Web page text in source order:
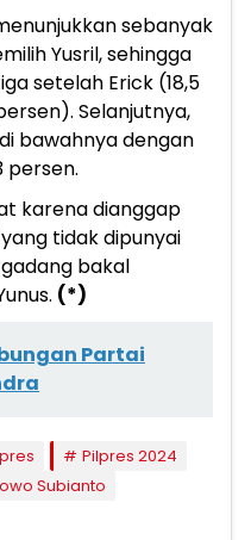
sebanyak
Yusril, sehingga
setelah Erick (18,5
Selanjutnya,
bawahnya dengan
persen.
karena dianggap
tidak dipunyai
bakal
(*)
Partai
Pilpres 2024
Subianto